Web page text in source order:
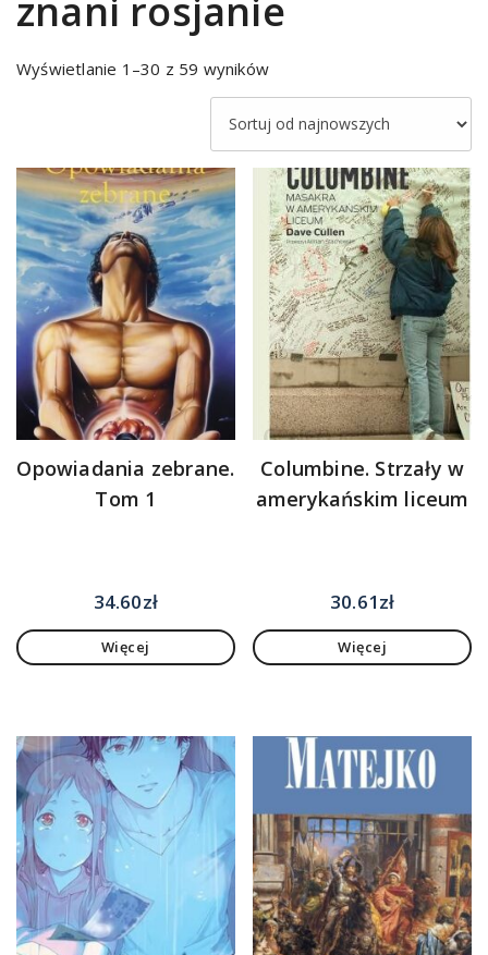
znani rosjanie
Wyświetlanie 1–30 z 59 wynikówSorted
latest
Opowiadania zebrane.
Tom 1
34.60zł
Więcej
Columbine. Strzały w
amerykańskim liceum
30.61zł
Więcej